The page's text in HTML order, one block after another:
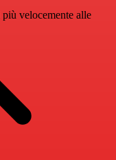
velocemente alle